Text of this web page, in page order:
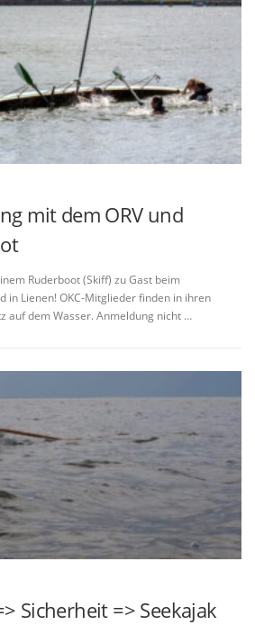
mit dem ORV und
Ruderboot (Skiff) zu Gast beim
in Lienen! OKC-Mitglieder finden in ihren
auf dem Wasser. Anmeldung nicht …
Sicherheit => Seekajak